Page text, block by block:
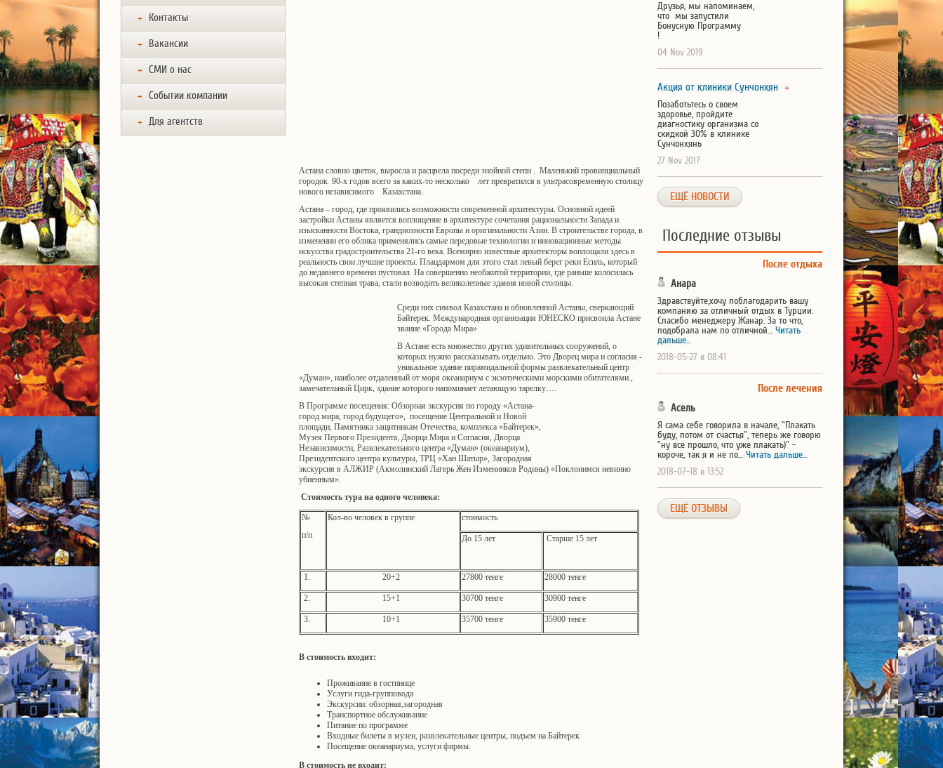
Контакты
Вакансии
СМИ о нас
Событии компании
Для агентств
Астана словно цветок, выросла и расцвела посреди знойной степи . Маленький провинциальный
городок 90-х годов всего за каких-то несколько лет превратился в ультрасовременную столицу
нового независимого Казахстана.
Астана – город, где проявились возможности современной архитектуры. Основной идеей
застройки Астаны является воплощение в архитектуре сочетания рациональности Запада и
изысканности Востока, грандиозности Европы и оригинальности Азии. В строительстве города, в
изменении его облика применялись самые передовые технологии и инновационные методы
искусства градостроительства 21-го века. Всемирно известные архитекторы воплощали здесь в
реальность свои лучшие проекты. Плацдармом для этого стал левый берег реки Есиль, который
до недавнего времени пустовал. На совершенно необжитой территории, где раньше колосилась
высокая степная трава, стали возводить великолепные здания новой столицы.
Среди них символ Казахстана и обновленной Астаны, сверкающий
Байтерек. Международная организация ЮНЕСКО присвоила Астане
звание «Города Мира»
В Астане есть множество других удивительных сооружений, о
которых нужно рассказывать отдельно. Это Дворец мира и согласия -
уникальное здание пирамидальной формы развлекательный центр
«Думан», наиболее отдаленный от моря океанариум с экзотическими морскими обитателями.,
замечательный Цирк, здание которого напоминает летающую тарелку….
В Программе посещения: Обзорная экскурсия по городу «Астана-
город мира, город будущего», посещение Центральной и Новой
площади, Памятника защитникам Отечества, комплекса «Байтерек»,
Музея Первого Президента, Дворца Мира и Согласия, Дворца
Независимости, Развлекательного центра «Думан» (океанариум),
Президентского центра культуры, ТРЦ «Хан Шатыр», Загородная
экскурсия в АЛЖИР (Акмолинский Лагерь Жен Изменников Родины) «Поклонимся невинно
убиенным».
Стоимость тура на одного человека:
№
п/п
Кол-во человек в группе стоимость
До 15 лет Старше 15 лет
1. 20+2 27800 тенге 28000 тенге
2. 15+1 30700 тенге 30900 тенге
3. 10+1 35700 тенге 35900 тенге
В стоимость входит:
Проживание в гостинице
Услуги гида-групповода
Экскурсии: обзорная,загородная
Транспортное обслуживание
Питание по программе
Входные билеты в музеи, развлекательные центры, подъем на Байтерек
Посещение океанариума, услуги фирмы.
В стоимость не входит:
Друзья, мы напоминаем,
что мы запустили
Бонусную Программу
!
04 Nov 2019
Акция от клиники Сунчонхян
Позаботьтесь о своем
здоровье, пройдите
диагностику организма со
скидкой 30% в клинике
Сунчонхянь
27 Nov 2017
ЕЩЁ НОВОСТИ
Последние отзывы
После отдыха
Анара
Здравствуйте,хочу поблагодарить вашу
компанию за отличный отдых в Турции.
Спасибо менеджеру Жанар. За то что,
подобрала нам по отличной… Читать
дальше...
2018-05-27 в 08:41
После лечения
Асель
Я сама себе говорила в начале, "Плакать
буду, потом от счастья", теперь же говорю
"ну все прошло, что уже плакать)" -
короче, так я и не по… Читать дальше...
2018-07-18 в 13:52
ЕЩЁ ОТЗЫВЫ